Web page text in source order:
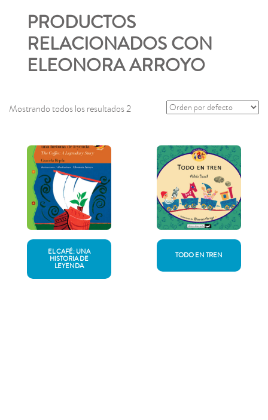
PRODUCTOS
RELACIONADOS CON
ELEONORA ARROYO
Mostrando todos los resultados 2
EL CAFÉ: UNA
HISTORIA DE
LEYENDA
TODO EN TREN